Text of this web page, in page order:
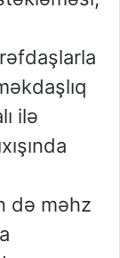
ilə
də məhz